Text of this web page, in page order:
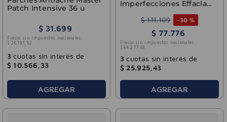
Patch Intensive 36 u
$ 31.699
Precio sin impuestos nacionales:
$ 26 197 52
3 cuotas sin interés de
$ 10.566 33
AGREGAR
Imperfecciones Effaclar
$ 111.109 -30 %
$ 77.776
Precio sin impuestos nacionales:
$ 64 277 93
3 cuotas sin interés de
$ 25.925 43
AGREGAR